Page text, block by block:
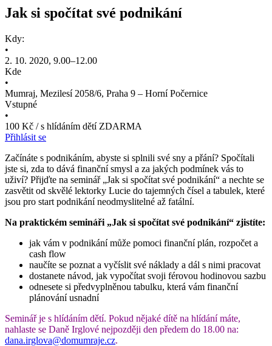
Jak si spočítat své podnikání
Kdy:
•
2. 10. 2020, 9.00–12.00
Kde
•
Mumraj, Mezilesí 2058/6, Praha 9 – Horní Počernice
Vstupné
•
100 Kč / s hlídáním dětí ZDARMA
Přihlásit se
Začínáte s podnikáním, abyste si splnili své sny a přání? Spočítali
jste si, zda to dává finanční smysl a za jakých podmínek vás to
uživí? Přijďte na seminář „Jak si spočítat své podnikání“ a nechte se
zasvětit od skvělé lektorky Lucie do tajemných čísel a tabulek, které
jsou pro start podnikání neodmyslitelné až fatální.
Na praktickém semináři „Jak si spočítat své podnikání“ zjistíte:
jak vám v podnikání může pomoci finanční plán, rozpočet a
cash flow
naučíte se poznat a vyčíslit své náklady a dál s nimi pracovat
dostanete návod, jak vypočítat svoji férovou hodinovou sazbu
odnesete si předvyplněnou tabulku, která vám finanční
plánování usnadní
Seminář je s hlídáním dětí. Pokud nějaké dítě na hlídání máte,
nahlaste se Daně Irglové nejpozději den předem do 18.00 na:
dana.irglova@domumraje.cz.